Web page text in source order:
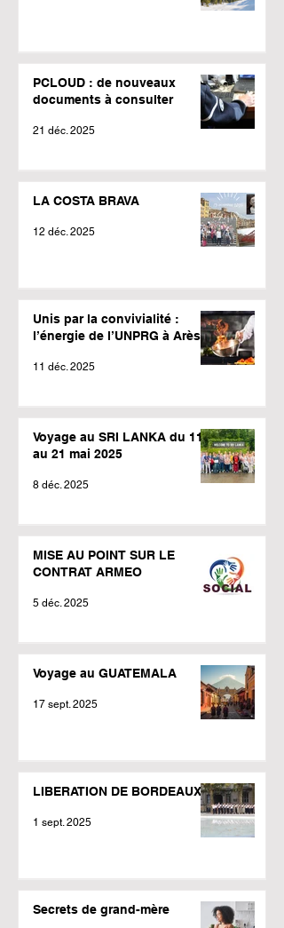
PCLOUD : de nouveaux
documents à consulter
21 déc. 2025
LA COSTA BRAVA
12 déc. 2025
Unis par la convivialité :
l’énergie de l’UNPRG à Arès !
11 déc. 2025
Voyage au SRI LANKA du 11
au 21 mai 2025
8 déc. 2025
MISE AU POINT SUR LE
CONTRAT ARMEO
5 déc. 2025
Voyage au GUATEMALA
17 sept. 2025
LIBERATION DE BORDEAUX
1 sept. 2025
Secrets de grand-mère